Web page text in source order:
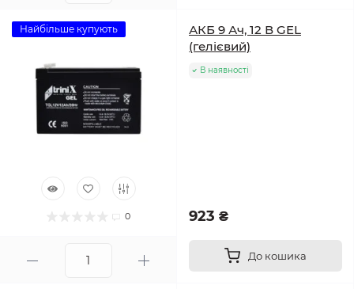
Найбільше купують
0
АКБ 9 Ач, 12 В GEL
(гелієвий)
В наявності
923 ₴
До кошика